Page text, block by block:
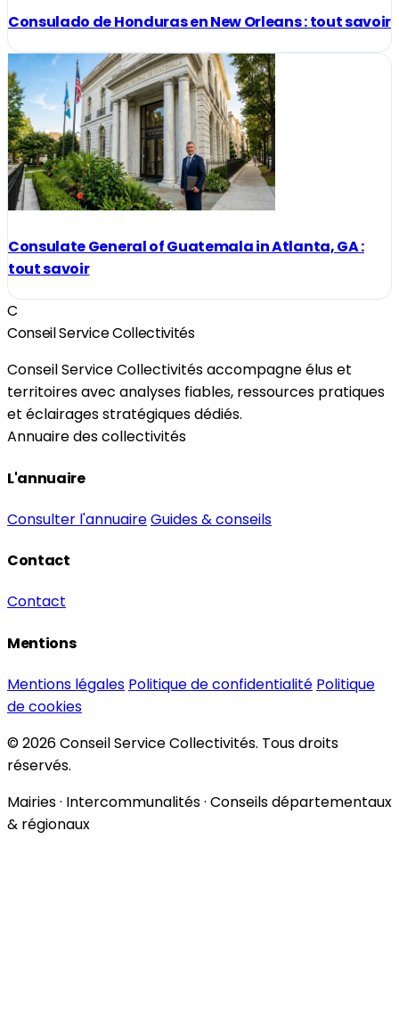
Consulado de Honduras en New Orleans : tout savoir
Consulate General of Guatemala in Atlanta, GA :
tout savoir
C
Conseil Service Collectivités
Conseil Service Collectivités accompagne élus et
territoires avec analyses fiables, ressources pratiques
et éclairages stratégiques dédiés.
Annuaire des collectivités
L'annuaire
Consulter l'annuaireGuides & conseils
Contact
Contact
Mentions
Mentions légales Politique de confidentialité Politique
de cookies
© 2026 Conseil Service Collectivités. Tous droits
réservés.
Mairies · Intercommunalités · Conseils départementaux
& régionaux